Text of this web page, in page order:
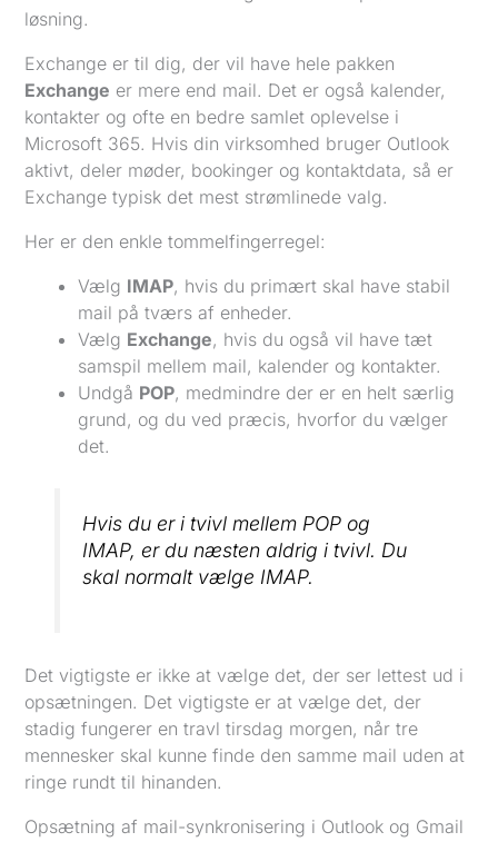
løsning.
Exchange er til dig, der vil have hele pakken
Exchange er mere end mail. Det er også kalender,
kontakter og ofte en bedre samlet oplevelse i
Microsoft 365. Hvis din virksomhed bruger Outlook
aktivt, deler møder, bookinger og kontaktdata, så er
Exchange typisk det mest strømlinede valg.
Her er den enkle tommelfingerregel:
Vælg IMAP, hvis du primært skal have stabil
mail på tværs af enheder.
Vælg Exchange, hvis du også vil have tæt
samspil mellem mail, kalender og kontakter.
Undgå POP, medmindre der er en helt særlig
grund, og du ved præcis, hvorfor du vælger
det.
Hvis du er i tvivl mellem POP og
IMAP, er du næsten aldrig i tvivl. Du
skal normalt vælge IMAP.
Det vigtigste er ikke at vælge det, der ser lettest ud i
opsætningen. Det vigtigste er at vælge det, der
stadig fungerer en travl tirsdag morgen, når tre
mennesker skal kunne finde den samme mail uden at
ringe rundt til hinanden.
Opsætning af mail-synkronisering i Outlook og Gmail